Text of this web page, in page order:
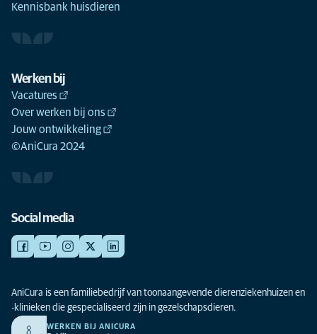
Kennisbank huisdieren
Werken bij
Vacatures
Over werken bij ons
Jouw ontwikkeling
©AniCura 2024
Social media
AniCura is een familiebedrijf van toonaangevende dierenziekenhuizen en
-klinieken die gespecialiseerd zijn in gezelschapsdieren.
WERKEN BIJ ANICURA